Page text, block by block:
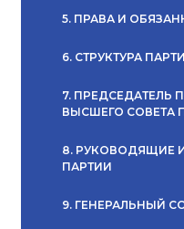
5. ПРАВА И
6. СТРУКТУРА
7. ПРЕДСЕДАТЕЛЬ
ВЫСШЕГО СОВЕТА
8. РУКОВОДЯЩИЕ
ПАРТИИ
9. ГЕНЕРАЛЬНЫЙ